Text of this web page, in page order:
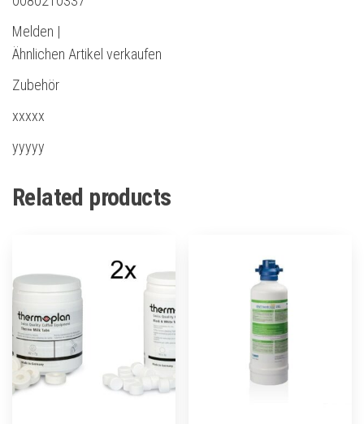
Melden |
Ähnlichen Artikel verkaufen
Zubehör
xxxxx
yyyyy
Related products